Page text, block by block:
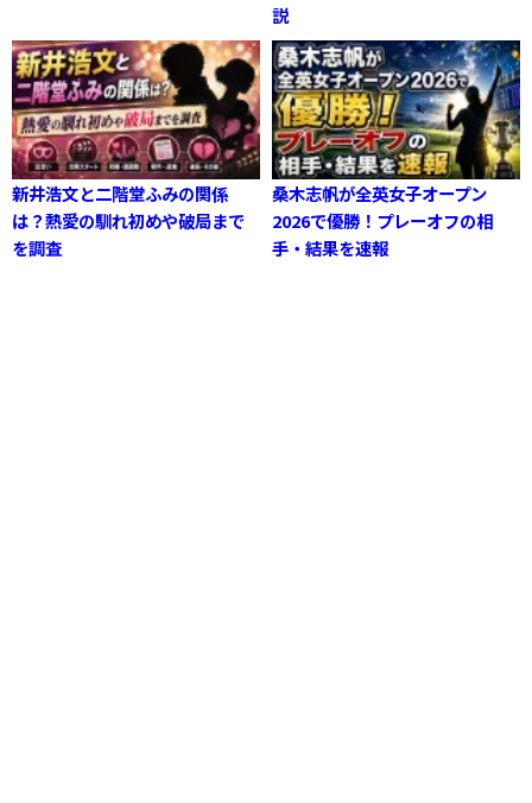
説
新井浩文と二階堂ふみの関係
は？熱愛の馴れ初めや破局まで
を調査
桑木志帆が全英女子オープン
2026で優勝！プレーオフの相
手・結果を速報